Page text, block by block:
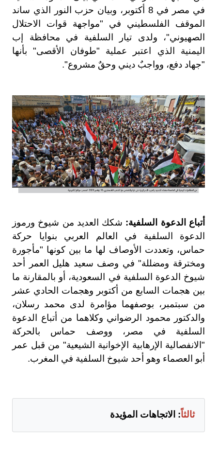
في مصر في 8 أكتوبر، وبيان حزب النور الذي ساند
الموقف الفلسطيني في "مواجهة قوات الاحتلال
الصهيوني"، ولدى تيار السلفية في محافظة إب
اليمنية الذي اعتبر عملية "طوفان الأقصى" بأنها
"جهاد دفع، وواجبٌ ديني وحقٌ مشروع".
أتباع الدعوة السلفية: شكك العديد من شيوخ ورموز
الدعوة السلفية في العالم العربي بنوايا حركة
حماس، وتعددت الأوصاف لها ما بين كونها "مأجورة
ومخترقة ومضللة" في وصف سعيد هليل العمر أحد
شيوخ الدعوة السلفية في السعودية، أو بالمقارنة ما
بين هجمات السابع من أكتوبر وهجمات الحادي عشر
من سبتمبر، بوصفهما مؤامرة لدى محمد رسلان،
والدكتور محمود الرضواني وكلاهما من أتباع الدعوة
السلفية في مصر، ووصف حماس بالحركة
"الانفصالية الإرهابية الإخوانية الشيعية" من قبل عمر
أبو العصماء وهو أحد شيوخ السلفية في المغرب.
ثالثاً: الاتجاهات المؤيدة